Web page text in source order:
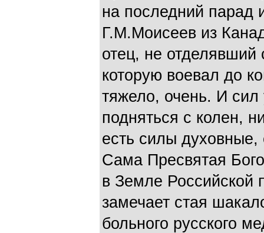
на последний парад
Г.М.Моисеев из
отец, не отделявший
которую воевал до
тяжело, очень. И
подняться с колен,
есть силы
Сама Пресвятая
в Земле Российской
замечает стая
больного русского